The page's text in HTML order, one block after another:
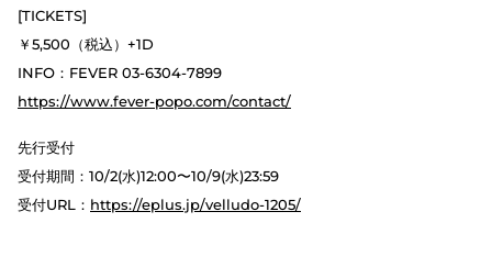
[TICKETS]
￥5,500（税込）+1D
INFO：FEVER 03-6304-7899
https://www.fever-popo.com/contact/
先行受付
受付期間：10/2(水)12:00〜10/9(水)23:59
受付URL： https://eplus.jp/velludo-1205/